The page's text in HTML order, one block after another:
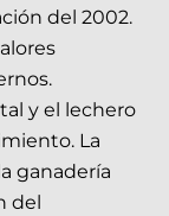
del 2002.
y el lechero
La
ganadería
del